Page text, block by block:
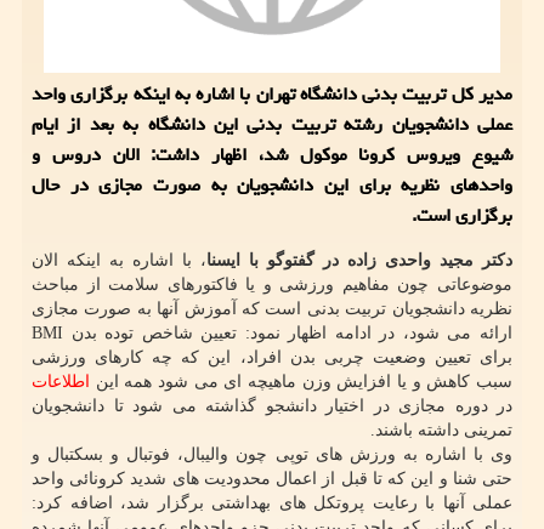
مدیر کل تربیت بدنی دانشگاه تهران با اشاره به اینکه برگزاری واحد
عملی دانشجویان رشته تربیت بدنی این دانشگاه به بعد از ایام
شیوع ویروس کرونا موکول شد، اظهار داشت: الان دروس و
واحدهای نظریه برای این دانشجویان به صورت مجازی در حال
برگزاری است.
دکتر مجید واحدی زاده در گفت‎وگو با ایسنا
، با اشاره به اینکه الان
موضوعاتی چون مفاهیم ورزشی و یا فاکتورهای سلامت از مباحث
نظریه دانشجویان تربیت بدنی است که آموزش آنها به صورت مجازی
ارائه می شود، در ادامه اظهار نمود: تعیین شاخص توده بدن BMI
برای تعیین وضعیت چربی بدن افراد، این که چه کارهای ورزشی
سبب کاهش و یا افزایش وزن ماهیچه ای می شود همه این
اطلاعات
در دوره مجازی در اختیار دانشجو گذاشته می شود تا دانشجویان
تمرینی داشته باشند.
وی با اشاره به ورزش های توپی چون والیبال، فوتبال و بسکتبال و
حتی شنا و این که تا قبل از اعمال محدودیت های شدید کرونائی واحد
عملی آنها با رعایت پروتکل های بهداشتی برگزار شد، اضافه کرد: